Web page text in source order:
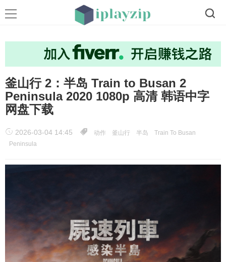
釜山行 2：半岛 Train to Busan 2
Peninsula 2020 1080p 高清 韩语中字
网盘下载
2026-03-04 14:45 动作 釜山行 半岛
Train To Busan
Peninsula